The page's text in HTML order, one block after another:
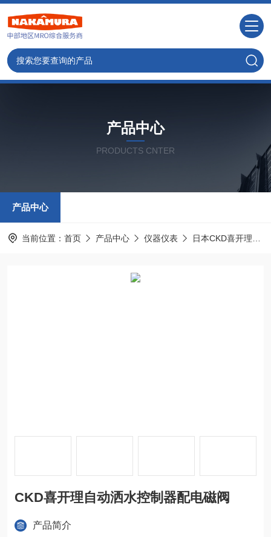
产品中心
PRODUCTS CNTER
产品中心
当前位置： 首页 产品中心 仪器仪表 日本CKD喜开理
CKD喜开理自动洒水控制器配电磁阀
产品简介